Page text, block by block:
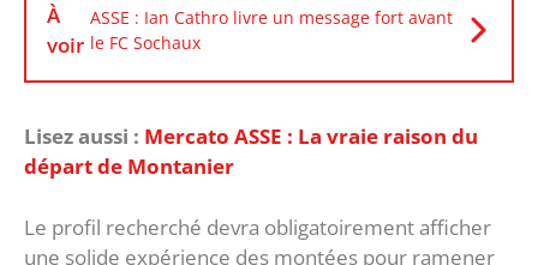
À
voir
ASSE : Ian Cathro livre un message fort avant
le FC Sochaux
Lisez aussi : Mercato ASSE : La vraie raison du
départ de Montanier
Le profil recherché devra obligatoirement afficher
une solide expérience des montées pour ramener